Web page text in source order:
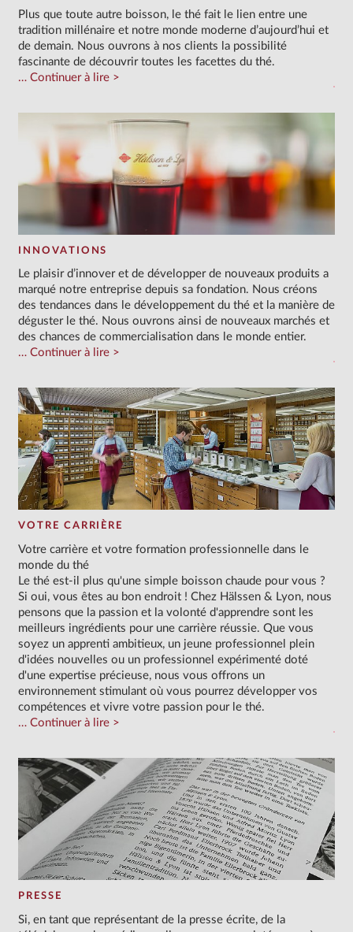
Plus que toute autre boisson, le thé fait le lien entre une
tradition millénaire et notre monde moderne d’aujourd’hui et
de demain. Nous ouvrons à nos clients la possibilité
fascinante de découvrir toutes les facettes du thé.
Continuer à lire
INNOVATIONS
Le plaisir d’innover et de développer de nouveaux produits a
marqué notre entreprise depuis sa fondation. Nous créons
des tendances dans le développement du thé et la manière de
déguster le thé. Nous ouvrons ainsi de nouveaux marchés et
des chances de commercialisation dans le monde entier.
Continuer à lire
VOTRE CARRIÈRE
Votre carrière et votre formation professionnelle dans le
monde du thé
Le thé est-il plus qu'une simple boisson chaude pour vous ?
Si oui, vous êtes au bon endroit ! Chez Hälssen & Lyon, nous
pensons que la passion et la volonté d'apprendre sont les
meilleurs ingrédients pour une carrière réussie. Que vous
soyez un apprenti ambitieux, un jeune professionnel plein
d'idées nouvelles ou un professionnel expérimenté doté
d'une expertise précieuse, nous vous offrons un
environnement stimulant où vous pourrez développer vos
compétences et vivre votre passion pour le thé.
Continuer à lire
PRESSE
Si, en tant que représentant de la presse écrite, de la